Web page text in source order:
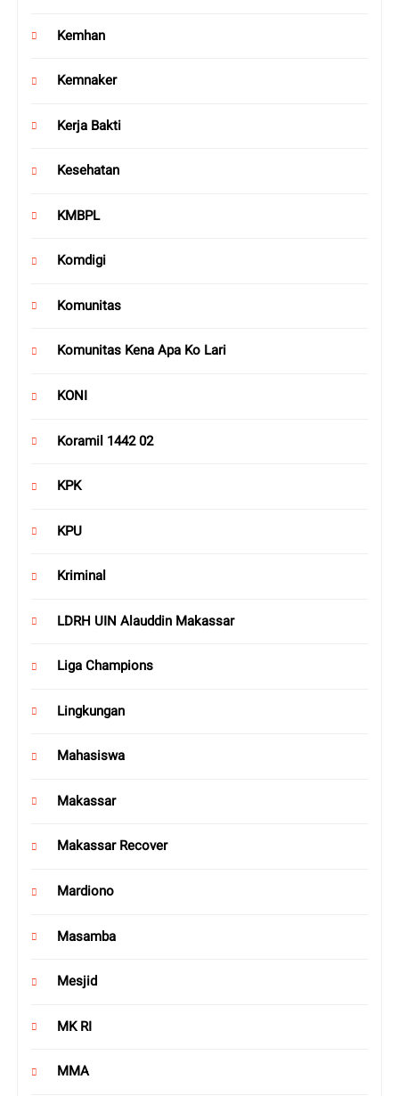
Kemhan
Kemnaker
Kerja Bakti
Kesehatan
KMBPL
Komdigi
Komunitas
Komunitas Kena Apa Ko Lari
KONI
Koramil 1442 02
KPK
KPU
Kriminal
LDRH UIN Alauddin Makassar
Liga Champions
Lingkungan
Mahasiswa
Makassar
Makassar Recover
Mardiono
Masamba
Mesjid
MK RI
MMA